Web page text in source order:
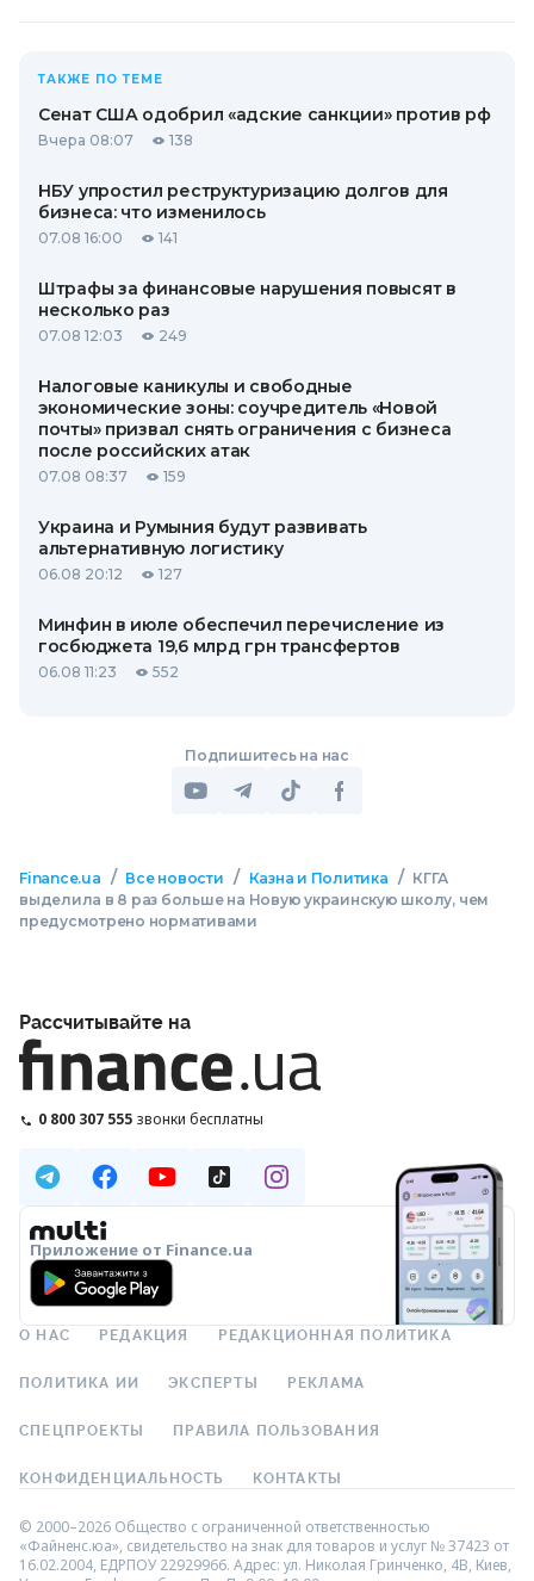
ТАКЖЕ ПО ТЕМЕ
Сенат США одобрил «адские санкции» против рф
Вчера 08:07 138
НБУ упростил реструктуризацию долгов для
бизнеса: что изменилось
07.08 16:00 141
Штрафы за финансовые нарушения повысят в
несколько раз
07.08 12:03 249
Налоговые каникулы и свободные
экономические зоны: соучредитель «Новой
почты» призвал снять ограничения с бизнеса
после российских атак
07.08 08:37 159
Украина и Румыния будут развивать
альтернативную логистику
06.08 20:12 127
Минфин в июле обеспечил перечисление из
госбюджета 19,6 млрд грн трансфертов
06.08 11:23 552
Подпишитесь на нас
Finance.ua / Все новости / Казна и Политика / КГГА
выделила в 8 раз больше на Новую украинскую школу, чем
предусмотрено нормативами
Рассчитывайте на
0 800 307 555 звонки бесплатны
Приложение от Finance.ua
О НАС РЕДАКЦИЯ РЕДАКЦИОННАЯ ПОЛИТИКА
ПОЛИТИКА ИИ ЭКСПЕРТЫ РЕКЛАМА
СПЕЦПРОЕКТЫ ПРАВИЛА ПОЛЬЗОВАНИЯ
КОНФИДЕНЦИАЛЬНОСТЬ КОНТАКТЫ
© 2000–2026 Общество с ограниченной ответственностью
«Файненс.юа», свидетельство на знак для товаров и услуг № 37423 от
16.02.2004, ЕДРПОУ 22929966. Адрес: ул. Николая Гринченко, 4В, Киев,